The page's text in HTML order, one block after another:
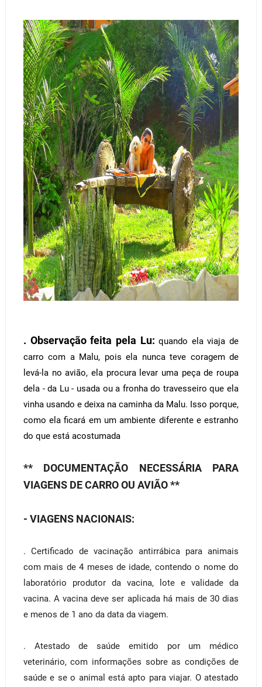
. Observação feita pela Lu: quando ela viaja de
carro com a Malu, pois ela nunca teve coragem de
levá-la no avião, ela procura levar uma peça de roupa
dela - da Lu - usada ou a fronha do travesseiro que ela
vinha usando e deixa na caminha da Malu. Isso porque,
como ela ficará em um ambiente diferente e estranho
do que está acostumada
** DOCUMENTAÇÃO NECESSÁRIA PARA
VIAGENS DE CARRO OU AVIÃO **
- VIAGENS NACIONAIS:
. Certificado de vacinação antirrábica para animais
com mais de 4 meses de idade, contendo o nome do
laboratório produtor da vacina, lote e validade da
vacina. A vacina deve ser aplicada há mais de 30 dias
e menos de 1 ano da data da viagem.
. Atestado de saúde emitido por um médico
veterinário, com informações sobre as condições de
saúde e se o animal está apto para viajar. O atestado